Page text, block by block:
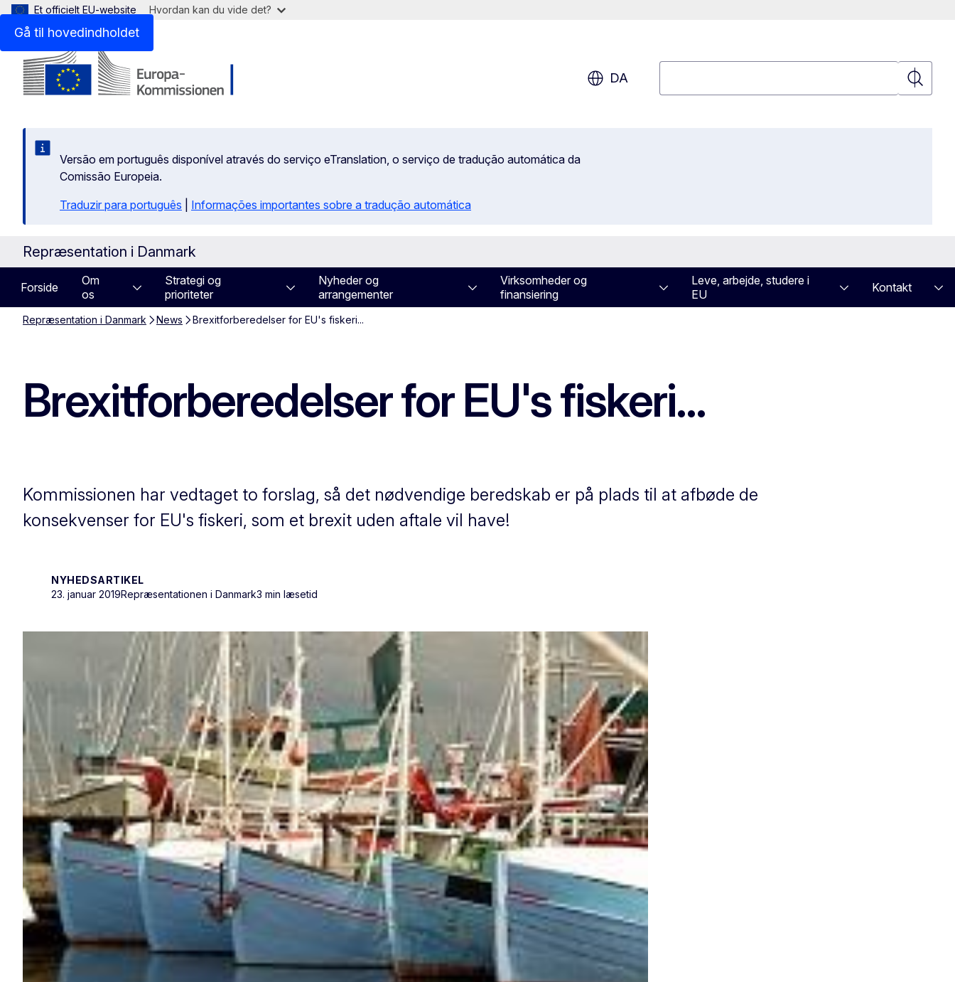
Gå til hovedindholdet
Et officielt EU-website Hvordan kan du vide det?
DA
Søgning
Versão em português disponível através do serviço eTranslation, o serviço de tradução automática da
Comissão Europeia.
Traduzir para português
Informações importantes sobre a tradução automática
Repræsentation i Danmark
Forside
Om
os
Strategi og
prioriteter
Nyheder og
arrangementer
Virksomheder og
finansiering
Leve, arbejde, studere i
EU
Kontakt
Repræsentation i Danmark News Brexitforberedelser for EU's fiskeri...
Brexitforberedelser for EU's fiskeri...
Kommissionen har vedtaget to forslag, så det nødvendige beredskab er på plads til at afbøde de
konsekvenser for EU's fiskeri, som et brexit uden aftale vil have!
NYHEDSARTIKEL
23. januar 2019Repræsentationen i Danmark3 min læsetid